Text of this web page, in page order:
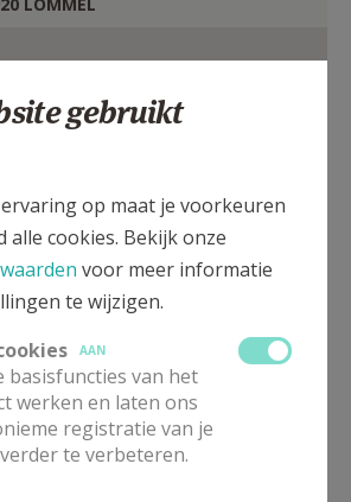
gebruikt
op maat je voorkeuren
alle cookies. Bekijk onze
voor meer informatie
te wijzigen.
AAN
basisfuncties van het
werken en laten ons
registratie van je
te verbeteren.